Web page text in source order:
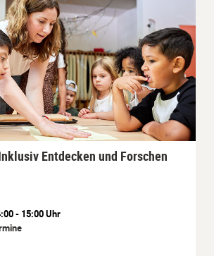
Entdecken und Forschen
- 15:00 Uhr